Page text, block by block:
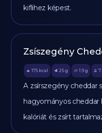
kiflihez képest.
Zsíszegény
🔥 175 kcal 🥩 25 g 🥔 1.9g 🫒 7
A zsírszegény cheddar
hagyományos
kalóriát és zsírt